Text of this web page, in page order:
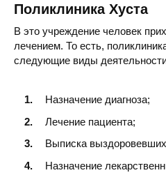
Поликлиника Хуста
В это учреждение человек
лечением. То есть,
следующие виды
Назначение диагноза;
Лечение пациента;
Выписка
Назначение